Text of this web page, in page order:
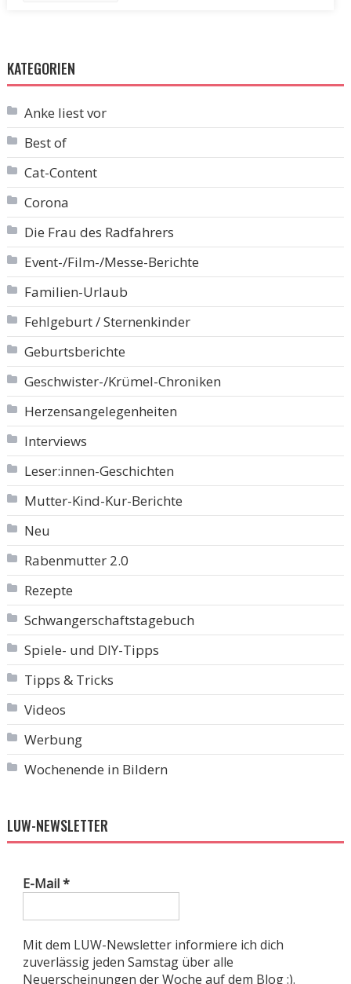
KATEGORIEN
Anke liest vor
Best of
Cat-Content
Corona
Die Frau des Radfahrers
Event-/Film-/Messe-Berichte
Familien-Urlaub
Fehlgeburt / Sternenkinder
Geburtsberichte
Geschwister-/Krümel-Chroniken
Herzensangelegenheiten
Interviews
Leser:innen-Geschichten
Mutter-Kind-Kur-Berichte
Neu
Rabenmutter 2.0
Rezepte
Schwangerschaftstagebuch
Spiele- und DIY-Tipps
Tipps & Tricks
Videos
Werbung
Wochenende in Bildern
LUW-NEWSLETTER
E-Mail*
Mit dem LUW-Newsletter informiere ich dich
zuverlässig jeden Samstag über alle
Neuerscheinungen der Woche auf dem Blog :).